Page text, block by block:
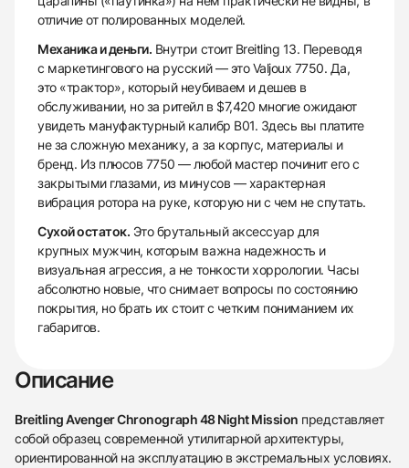
отличие от полированных моделей.
Механика и деньги. Внутри стоит Breitling 13. Переводя
с маркетингового на русский — это Valjoux 7750. Да,
это «трактор», который неубиваем и дешев в
обслуживании, но за ритейл в $7,420 многие ожидают
увидеть мануфактурный калибр B01. Здесь вы платите
не за сложную механику, а за корпус, материалы и
бренд. Из плюсов 7750 — любой мастер починит его с
закрытыми глазами, из минусов — характерная
вибрация ротора на руке, которую ни с чем не спутать.
Сухой остаток. Это брутальный аксессуар для
крупных мужчин, которым важна надежность и
визуальная агрессия, а не тонкости хоррологии. Часы
абсолютно новые, что снимает вопросы по состоянию
покрытия, но брать их стоит с четким пониманием их
габаритов.
Описание
Breitling Avenger Chronograph 48 Night Mission представляет
собой образец современной утилитарной архитектуры,
ориентированной на эксплуатацию в экстремальных условиях.